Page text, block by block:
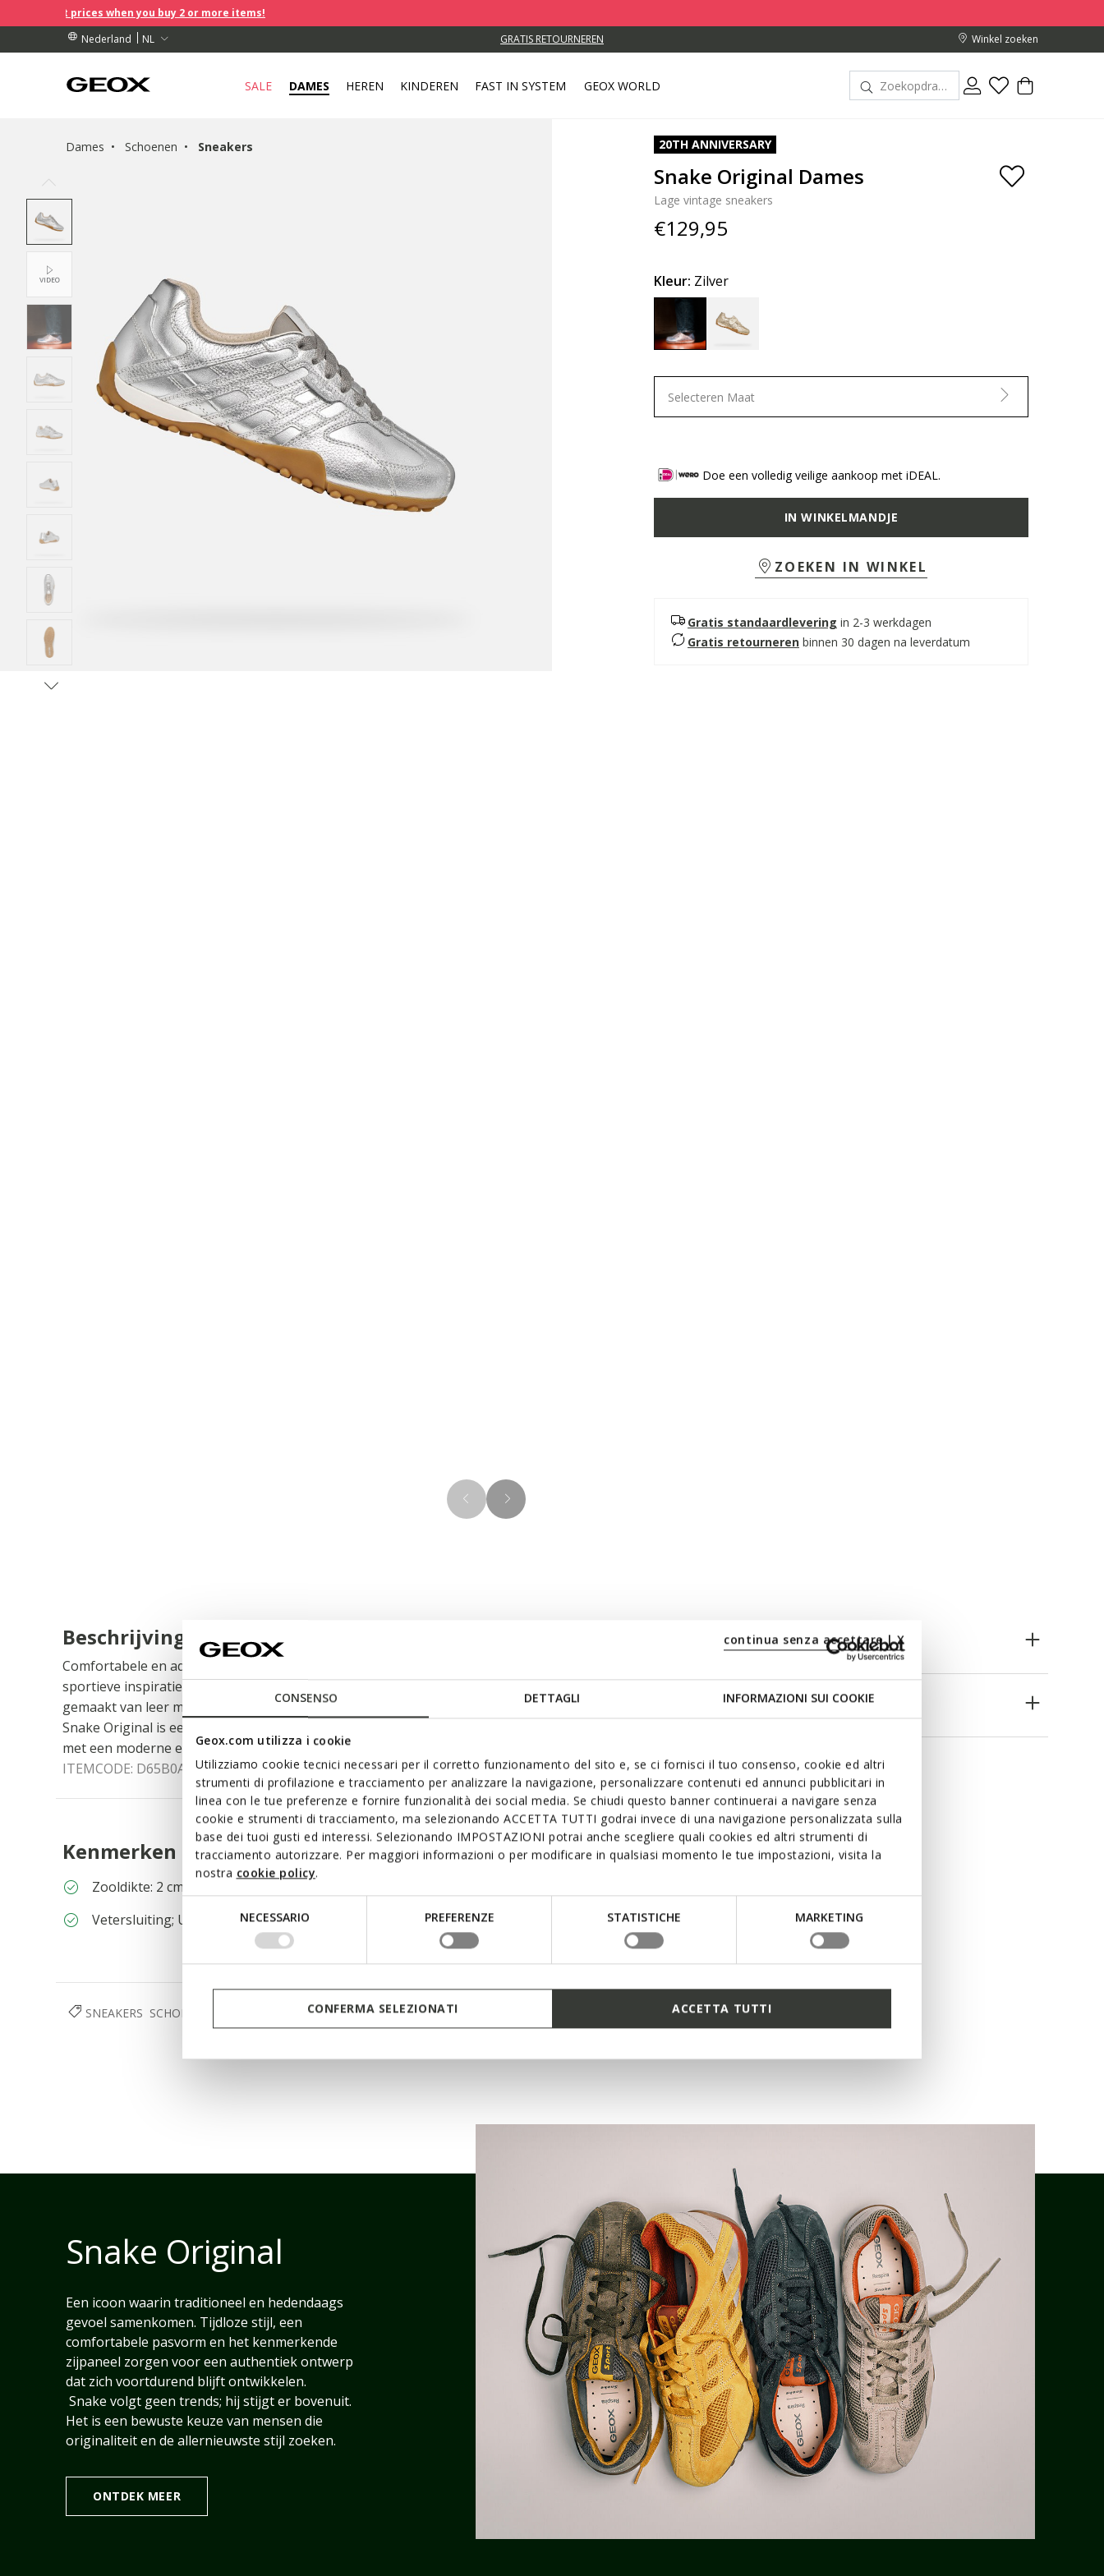
CONSENSO DETTAGLI INFORMAZIONI SUI COOKIE
Geox.com utilizza i cookie
Utilizziamo cookie tecnici necessari per il corretto funzionamento del sito e, se ci fornisci il tuo consenso, cookie ed altri
strumenti di profilazione e tracciamento per analizzare la navigazione, personalizzare contenuti ed annunci pubblicitari in
linea con le tue preferenze e fornire funzionalità dei social media. Se chiudi questo banner continuerai a navigare senza
cookie e strumenti di tracciamento, ma selezionando ACCETTA TUTTI godrai invece di una navigazione personalizzata sulla
base dei tuoi gusti ed interessi. Selezionando IMPOSTAZIONI potrai anche scegliere quali cookies ed altri strumenti di
tracciamento autorizzare. Per maggiori informazioni o per modificare in qualsiasi momento le tue impostazioni, visita la
nostra cookie policy.
del
NECESSARIO PREFERENZE STATISTICHE MARKETING
continua senza accettare | X
CONFERMA SELEZIONATI ACCETTA TUTTI
when you buy 2 or more items!
Nederland
NL
BOVEN € 89,00 GRATIS RETOURNEREN
IN DE BUURT.
BOVEN € 89,00 Winkel zoeken
SALE DAMES HEREN KINDEREN FAST IN SYSTEM GEOX WORLD
Dames Schoenen Sneakers 20TH ANNIVERSARY
Snake Original Dames
Lage vintage sneakers
€129,95
Kleur: Zilver
Selecteren Maat
Doe een volledig veilige aankoop met iDEAL.
IN WINKELMANDJE
ZOEKEN IN WINKEL
Gratis standaardlevering in 2-3 werkdagen
Gratis retourneren binnen 30 dagen na leverdatum
Beschrijving
Comfortabele en ademende lage damessneakers, de perfecte combinatie van
sportieve inspiratie en trendy design. In deze speciale zilveren versie zijn ze
gemaakt van leer met Metallic Effect en getrommeld leer met Metallic Effect.
Snake Original is een iconisch model dat opvalt door zijn originele zijpaneel,
met een moderne en onconventionele uitstraling.
ITEMCODE: D65B0A0BNCRC1007
Kenmerken
Zooldikte: 2 cm / 0,8"
Vetersluiting; Uitneembare inlegzool
Materialen
Technologieën
SNEAKERS SCHOENEN
Snake Original
Een icoon waarin traditioneel en hedendaags
gevoel samenkomen. Tijdloze stijl, een
comfortabele pasvorm en het kenmerkende
zijpaneel zorgen voor een authentiek ontwerp
dat zich voortdurend blijft ontwikkelen.
Snake volgt geen trends; hij stijgt er bovenuit.
Het is een bewuste keuze van mensen die
originaliteit en de allernieuwste stijl zoeken.
ONTDEK MEER